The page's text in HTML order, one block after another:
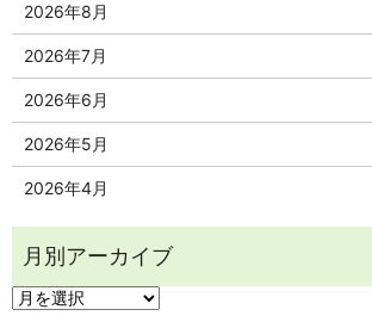
2026年8月
2026年7月
2026年6月
2026年5月
2026年4月